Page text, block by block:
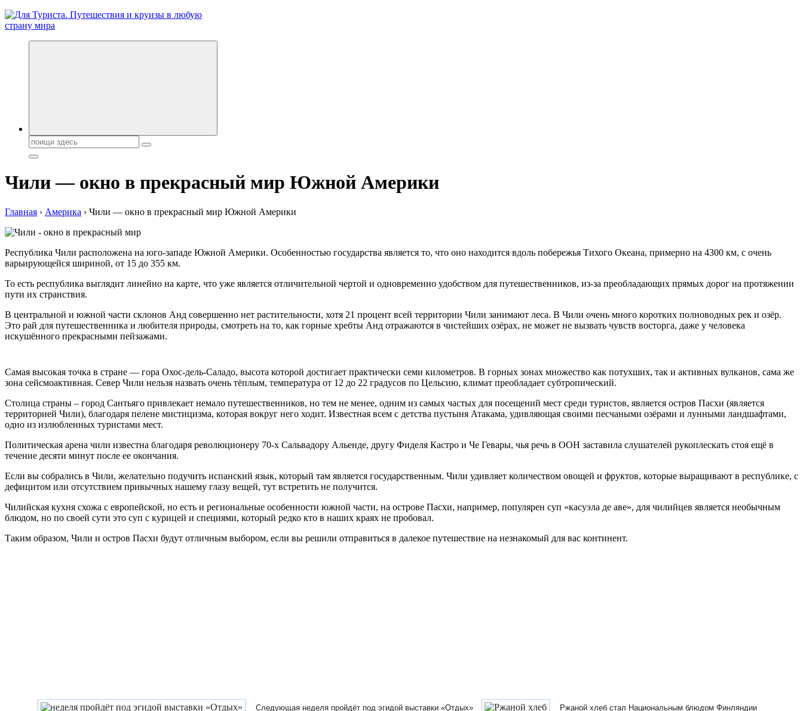
Новости туризма, куда поехать на отдых, где провести отпуск. Горящие туры, путёвки в дома отдыха, туристическое снаряжение, путеводители по странам мира
Поиск:
Чили — окно в прекрасный мир Южной Америки
Главная › Америка › Чили — окно в прекрасный мир Южной Америки
Республика Чили расположена на юго-западе Южной Америки. Особенностью государства является то, что оно находится вдоль побережья Тихого Океана, примерно на 4300 км, с очень
варьирующейся шириной, от 15 до 355 км.
То есть республика выглядит линейно на карте, что уже является отличительной чертой и одновременно удобством для путешественников, из-за преобладающих прямых дорог на протяжении
пути их странствия.
В центральной и южной части склонов Анд совершенно нет растительности, хотя 21 процент всей территории Чили занимают леса. В Чили очень много коротких полноводных рек и озёр.
Это рай для путешественника и любителя природы, смотреть на то, как горные хребты Анд отражаются в чистейших озёрах, не может не вызвать чувств восторга, даже у человека
искушённого прекрасными пейзажами.
Самая высокая точка в стране — гора Охос-дель-Саладо, высота которой достигает практически семи километров. В горных зонах множество как потухших, так и активных вулканов, сама же
зона сейсмоактивная. Север Чили нельзя назвать очень тёплым, температура от 12 до 22 градусов по Цельсию, климат преобладает субтропический.
Столица страны ‒ город Сантьяго привлекает немало путешественников, но тем не менее, одним из самых частых для посещений мест среди туристов, является остров Пасхи (является
территорией Чили), благодаря пелене мистицизма, которая вокруг него ходит. Известная всем с детства пустыня Атакама, удивляющая своими песчаными озёрами и лунными ландшафтами,
одно из излюбленных туристами мест.
Политическая арена чили известна благодаря революционеру 70-х Сальвадору Альенде, другу Фиделя Кастро и Че Гевары, чья речь в ООН заставила слушателей рукоплескать стоя ещё в
течение десяти минут после ее окончания.
Если вы собрались в Чили, желательно подучить испанский язык, который там является государственным. Чили удивляет количеством овощей и фруктов, которые выращивают в республике, с
дефицитом или отсутствием привычных нашему глазу вещей, тут встретить не получится.
Чилийская кухня схожа с европейской, но есть и региональные особенности южной части, на острове Пасхи, например, популярен суп «касуэла де аве», для чилийцев является необычным
блюдом, но по своей сути это суп с курицей и специями, который редко кто в наших краях не пробовал.
Таким образом, Чили и остров Пасхи будут отличным выбором, если вы решили отправиться в далекое путешествие на незнакомый для вас континент.
Следующая неделя пройдёт под эгидой выставки «Отдых» Ржаной хлеб стал Национальным блюдом Финляндии